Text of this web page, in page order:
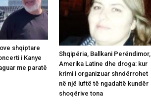
shqiptare
i Kanye
me paratë
Shqipëria, Ballkani Perëndimor,
Amerika Latine dhe droga: kur
krimi i organizuar shndërrohet
në një luftë të ngadaltë kundër
shoqërive tona